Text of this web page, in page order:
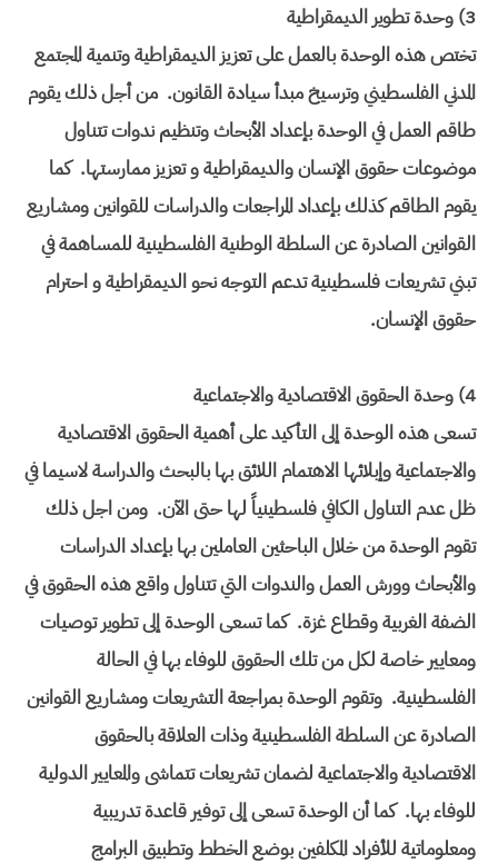
3) وحدة تطوير الديمقراطية
تختص هذه الوحدة بالعمل على تعزيز الديمقراطية وتنمية المجتمع
المدني الفلسطيني وترسيخ مبدأ سيادة القانون. من أجل ذلك يقوم
طاقم العمل في الوحدة بإعداد الأبحاث وتنظيم ندوات تتناول
موضوعات حقوق الإنسان والديمقراطية و تعزيز ممارستها. كما
يقوم الطاقم كذلك بإعداد المراجعات والدراسات للقوانين ومشاريع
القوانين الصادرة عن السلطة الوطنية الفلسطينية للمساهمة في
تبني تشريعات فلسطينية تدعم التوجه نحو الديمقراطية و احترام
حقوق الإنسان.
4) وحدة الحقوق الاقتصادية والاجتماعية
تسعى هذه الوحدة إلى التأكيد على أهمية الحقوق الاقتصادية
والاجتماعية وإبلائها الاهتمام اللائق بها بالبحث والدراسة لاسيما في
ظل عدم التناول الكافي فلسطينياً لها حتى الآن. ومن اجل ذلك
تقوم الوحدة من خلال الباحثين العاملين بها بإعداد الدراسات
والأبحاث وورش العمل والندوات التي تتناول واقع هذه الحقوق في
الضفة الغربية وقطاع غزة. كما تسعى الوحدة إلى تطوير توصيات
ومعايير خاصة لكل من تلك الحقوق للوفاء بها في الحالة
الفلسطينية. وتقوم الوحدة بمراجعة التشريعات ومشاريع القوانين
الصادرة عن السلطة الفلسطينية وذات العلاقة بالحقوق
الاقتصادية والاجتماعية لضمان تشريعات تتماشى والمعايير الدولية
للوفاء بها. كما أن الوحدة تسعى إلى توفير قاعدة تدريبية
ومعلوماتية للأفراد المكلفين بوضع الخطط وتطبيق البرامج